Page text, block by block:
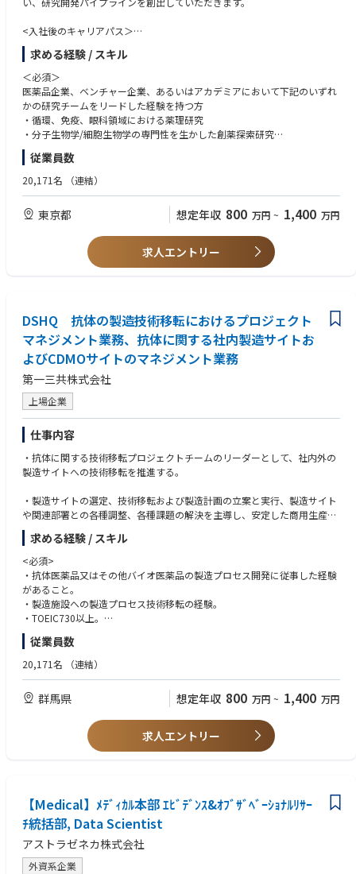
<入社後のキャリアパス＞
●スペシャルティ領域のテーマ立案・創薬研究チームリーダー
●グループ長補佐
求める経験 / スキル
＜必須＞
医薬品企業、ベンチャー企業、あるいはアカデミアにおいて下記のいずれ
かの研究チームをリードした経験を持つ方
・循環、免疫、眼科領域における薬理研究
・分子生物学/細胞生物学の専門性を生かした創薬探索研究
・データサイエンスを活用した創薬研究
・博士号取得者
・外部組織との協業を円滑に推進した経験
・国内外の外部研究者との幅広いネットワークを構築した経験
・筆頭著者の学術論文を複数有する方
・英語中級以上
従業員数
20,171名 （連結）
東京都 想定年収 800 万円 ~ 1,400 万円
求人エントリー
DSHQ 抗体の製造技術移転におけるプロジェクト
マネジメント業務、抗体に関する社内製造サイトお
よびCDMOサイトのマネジメント業務
第一三共株式会社
上場企業
仕事内容
・抗体に関する技術移転プロジェクトチームのリーダーとして、社内外の
製造サイトへの技術移転を推進する。
・製造サイトの選定、技術移転および製造計画の立案と実行、製造サイト
や関連部署との各種調整、各種課題の解決を主導し、安定した商用生産体
制を構築する。
＜入社後のキャリアパス＞
・バイオ医薬品の製造プロセスを理解している強みを活かした、品質保
証、薬事、CMCマネージメント、サプライチェーンマネージメント業務に
就く機会がある
求める経験 / スキル
<必須>
・抗体医薬品又はその他バイオ医薬品の製造プロセス開発に従事した経験
があること。
・製造施設への製造プロセス技術移転の経験。
・TOEIC730以上。
・年齢、国籍、経験を問わず多様性を理解し、各種ステークホルダーと良
好な関係が築けること
・海外製造場所への技術移転の経験
・CMCに関わるPJマネジメントの経験
・修士卒以上の学位
・海外赴任経験
従業員数
20,171名 （連結）
群馬県 想定年収 800 万円 ~ 1,400 万円
求人エントリー
【Medical】ﾒﾃﾞｨｶﾙ本部 ｴﾋﾞﾃﾞﾝｽ&ｵﾌﾞｻﾞﾍﾞｰｼｮﾅﾙﾘｻｰ
ﾁ統括部, Data Scientist
アストラゼネカ株式会社
外資系企業